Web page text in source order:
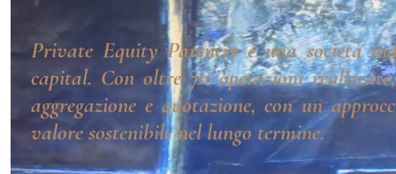
Private Equity Partners è una società
capital. Con oltre 70 operazioni
aggregazione e quotazione, con un
valore sostenibile nel lungo termine.